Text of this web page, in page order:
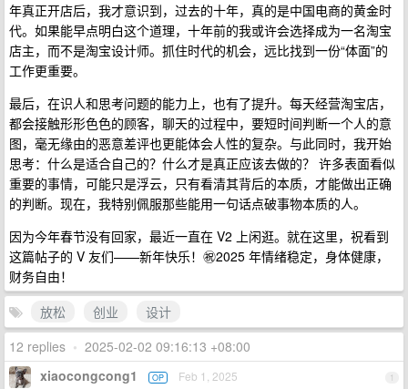
年真正开店后，我才意识到，过去的十年，真的是中国电商的黄金时
代。如果能早点明白这个道理，十年前的我或许会选择成为一名淘宝
店主，而不是淘宝设计师。抓住时代的机会，远比找到一份“体面”的
工作更重要。
最后，在识人和思考问题的能力上，也有了提升。每天经营淘宝店，
都会接触形形色色的顾客，聊天的过程中，要短时间判断一个人的意
图，毫无缘由的恶意差评也更能体会人性的复杂。与此同时，我开始
思考：什么是适合自己的？什么才是真正应该去做的？ 许多表面看似
重要的事情，可能只是浮云，只有看清其背后的本质，才能做出正确
的判断。现在，我特别佩服那些能用一句话点破事物本质的人。
因为今年春节没有回家，最近一直在 V2 上闲逛。就在这里，祝看到
这篇帖子的 V 友们——新年快乐！㊗️2025 年情绪稳定，身体健康，
财务自由！
放松
创业
设计
12 replies • 2025-02-02 09:16:13 +08:00
1
xiaocongcong1 OP Feb 1, 2025